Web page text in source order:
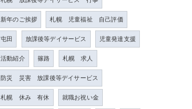
新年のご挨拶 札幌 児童福祉 自己評価
屯田 放課後等デイサービス 児童発達支援
活動紹介 篠路 札幌 求人
防災 災害 放課後等デイサービス
札幌 休み 有休 就職お祝い金